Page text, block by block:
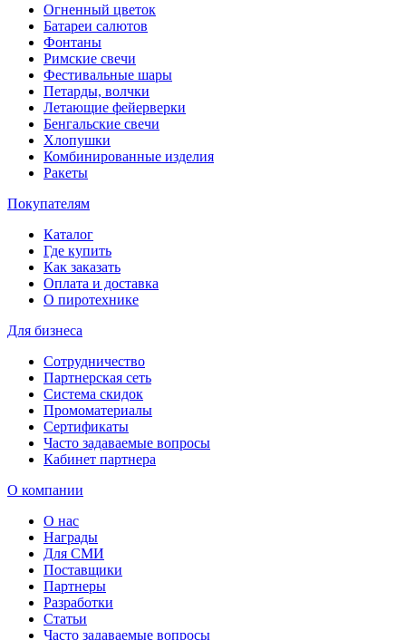
Огненный цветок
Батареи салютов
Фонтаны
Римские свечи
Фестивальные шары
Петарды, волчки
Летающие фейерверки
Бенгальские свечи
Хлопушки
Комбинированные изделия
Ракеты
Покупателям
Каталог
Где купить
Как заказать
Оплата и доставка
О пиротехнике
Для бизнеса
Сотрудничество
Партнерская сеть
Система скидок
Промоматериалы
Сертификаты
Часто задаваемые вопросы
Кабинет партнера
О компании
О нас
Награды
Для СМИ
Поставщики
Партнеры
Разработки
Статьи
Часто задаваемые вопросы